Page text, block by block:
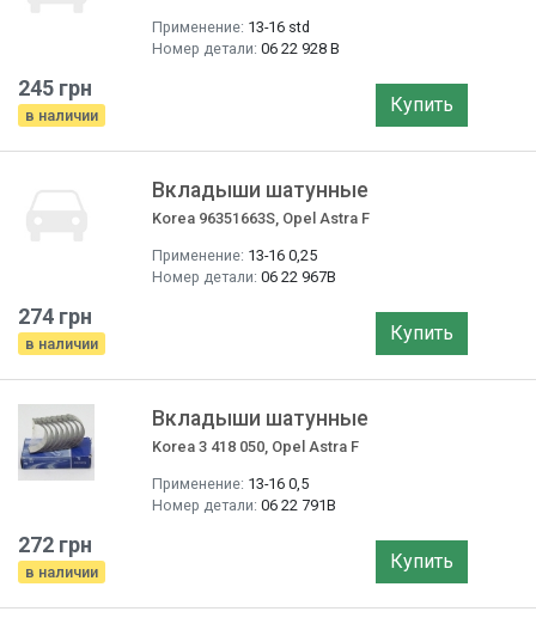
Применение: 13-16 std
Номер детали: 06 22 928 B
245 грн
в наличии Купить
Вкладыши шатунные
Korea 96351663S, Opel Astra F
Применение: 13-16 0,25
Номер детали: 06 22 967B
274 грн
в наличии Купить
Вкладыши шатунные
Korea 3 418 050, Opel Astra F
Применение: 13-16 0,5
Номер детали: 06 22 791B
272 грн
в наличии Купить